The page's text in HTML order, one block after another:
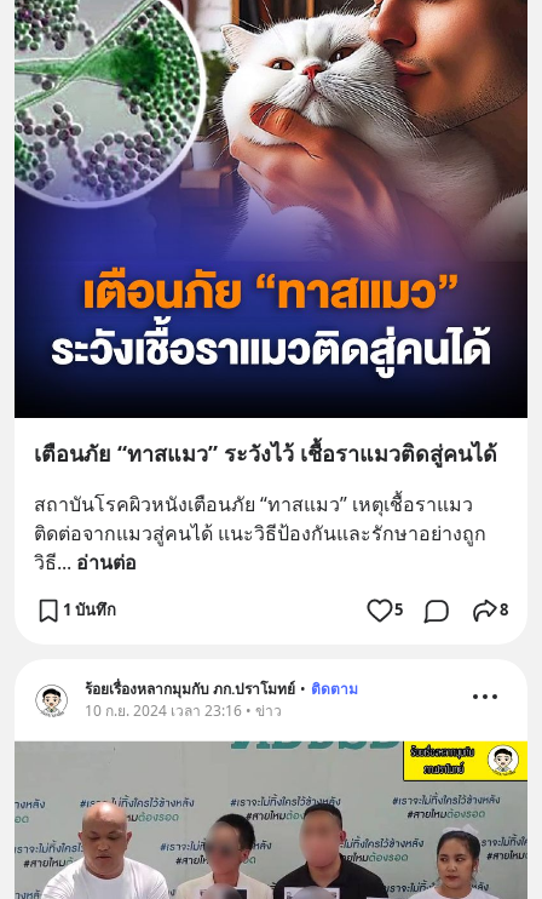
เตือนภัย “ทาสแมว” ระวังไว้ เชื้อราแมวติดสู่คนได้
สถาบันโรคผิวหนังเตือนภัย “ทาสแมว” เหตุเชื้อราแมว
ติดต่อจากแมวสู่คนได้ แนะวิธีป้องกันและรักษาอย่างถูก
วิธี... อ่านต่อ
1 บันทึก 5 8
ร้อยเรื่องหลากมุมกับ ภก.ปราโมทย์ • ติดตาม
10 ก.ย. 2024 เวลา 23:16 • ข่าว